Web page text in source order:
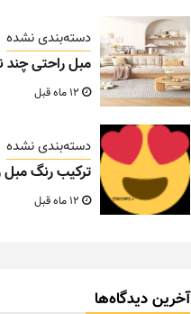
دسته‌بندی نشده
مبل راحتی چند
دسته‌بندی نشده
ترکیب رنگ
آخرین دیدگاه‌ها